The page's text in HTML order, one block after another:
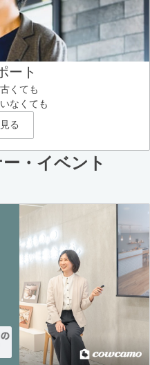
ート
くても
なくても
る
・イベント